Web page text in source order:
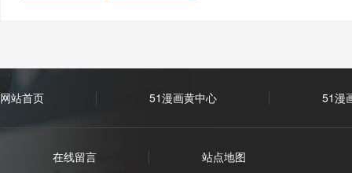
网站首页 51漫画黄中心 51漫
在线留言 站点地图